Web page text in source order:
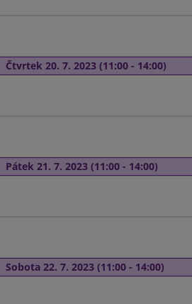
Čtvrtek 20. 7. 2023 (11:00 - 14:00)
Pátek 21. 7. 2023 (11:00 - 14:00)
Sobota 22. 7. 2023 (11:00 - 14:00)